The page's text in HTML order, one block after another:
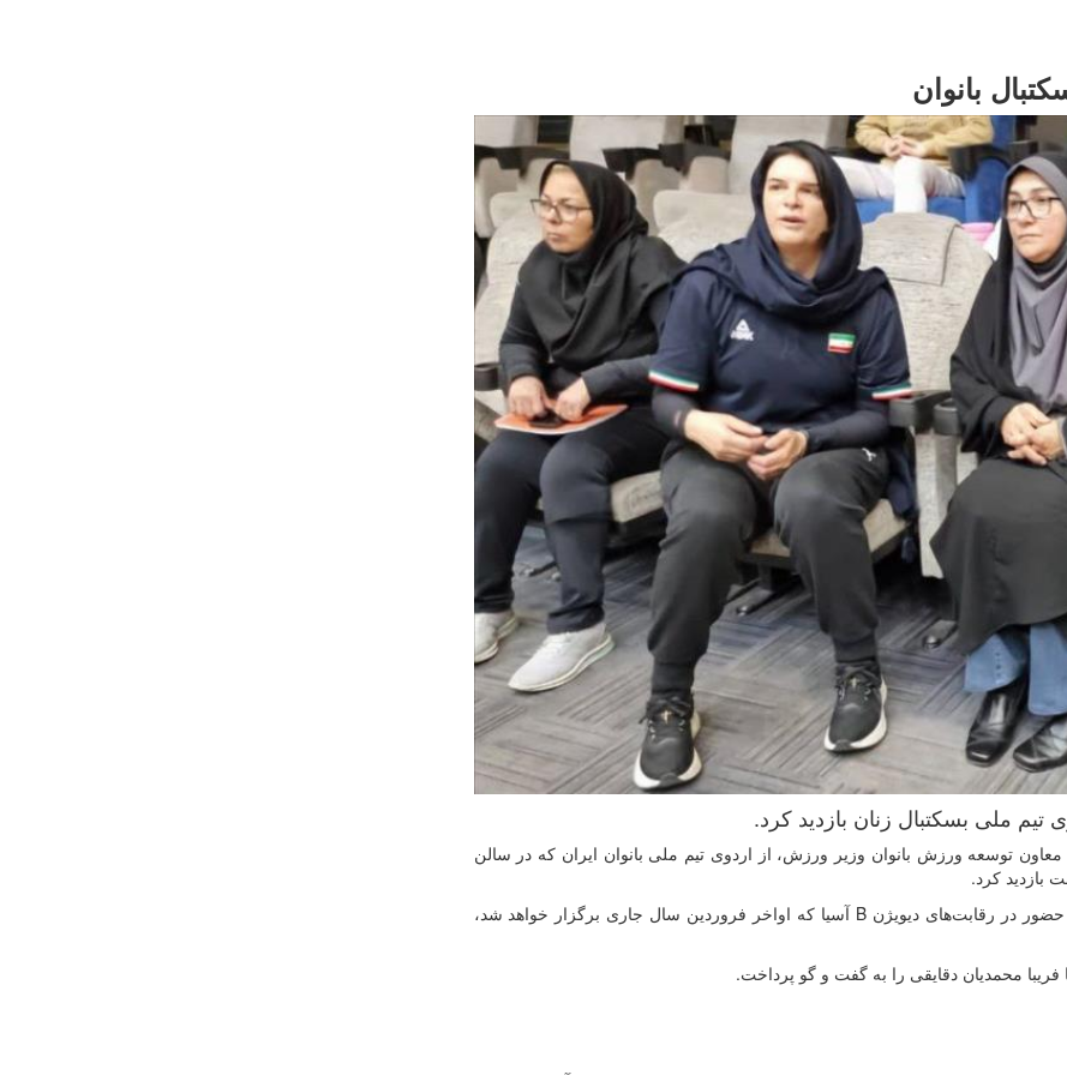
بانوان
ملی بسکتبال زنان بازدید کرد.
توسعه ورزش بانوان وزیر ورزش، از اردوی تیم ملی بانوان ایران که در سالن
بازدید کرد.
ملی پوشان بسکتبال بانوان ایران در حال حاضر خود را برای حضور در رقابت‌های دیویژن B آسیا که اواخر فروردین سال جاری برگزار خواهد شد،
فریبا محمدیان دقایقی را به گفت و گو پرداخت.